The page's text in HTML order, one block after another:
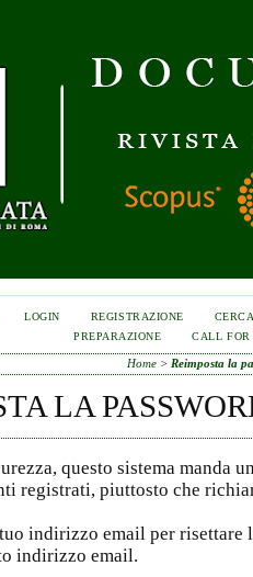
LOGIN REGISTRAZIONE
PREPARAZIONE
CALL FOR
Home > Reimposta la
LA
questo sistema manda
registrati, piuttosto che
indirizzo email per risettare
indirizzo email.